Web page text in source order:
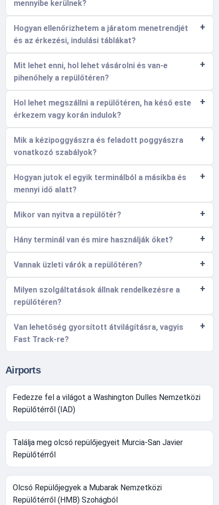
mennyibe kerülnek?
Hogyan ellenőrizhetem a járatom menetrendjét
és az érkezési, indulási táblákat?
Mit lehet enni, hol lehet vásárolni és van-e
pihenőhely a repülőtéren?
Hol lehet megszállni a repülőtéren, ha késő este
érkezem vagy korán indulok?
Mik a kézipoggyászra és feladott poggyászra
vonatkozó szabályok?
Hogyan jutok el egyik terminálból a másikba és
mennyi idő alatt?
Mikor van nyitva a repülőtér?
Hány terminál van és mire használják őket?
Vannak üzleti várók a repülőtéren?
Milyen szolgáltatások állnak rendelkezésre a
repülőtéren?
Van lehetőség gyorsított átvilágításra, vagyis
Fast Track-re?
Airports
Fedezze fel a világot a Washington Dulles Nemzetközi
Repülőtérről (IAD)
Találja meg olcsó repülőjegyeit Murcia-San Javier
Repülőtérről
Olcsó Repülőjegyek a Mubarak Nemzetközi
Repülőtérről (HMB) Szohágból